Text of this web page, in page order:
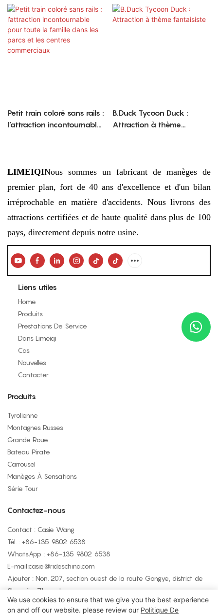
Petit train coloré sans rails :
l’attraction incontournable
B.Duck Tycoon Duck :
Attraction à thème
LIMEIQINous sommes un fabricant de manèges de
premier plan, fort de 40 ans d'excellence et d'un bilan
irréprochable en matière d'accidents. Nous livrons des
attractions certifiées et de haute qualité dans plus de 100
pays, directement depuis notre usine.
Liens utiles
Home
Produits
Prestations De Service
Dans Limeiqi
Cas
Nouvelles
Contacter
Produits
Tyrolienne
Montagnes Russes
Grande Roue
Bateau Pirate
Carrousel
Manèges À Sensations
Série Tour
Contactez-nous
Contact : Casie Wang
Tél. : +86-135 9802 6538
WhatsApp : +86-135 9802 6538
E-mail:casie@rideschina.com
Ajouter : Non. 207, section ouest de la route Gongye, district de
Shangjie, Zhengzhou
We use cookies to ensure that we give you the best experience
on and off our website. please review our Politique De